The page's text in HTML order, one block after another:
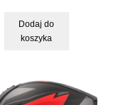
Dodaj do
koszyka